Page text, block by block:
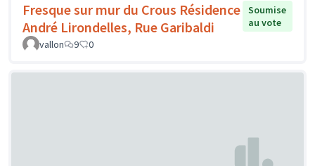
Fresque sur mur du Crous Résidence
André Lirondelles, Rue Garibaldi
Soumise
au vote
vallon
9 0